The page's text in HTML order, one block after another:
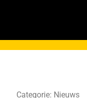
Categorie: Nieuws